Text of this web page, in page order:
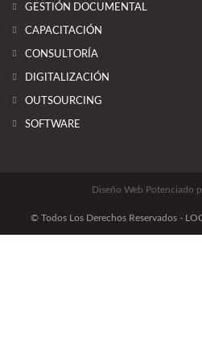
GESTIÓN DOCUMENTAL
CAPACITACIÓN
CONSULTORÍA
DIGITALIZACIÓN
OUTSOURCING
SOFTWARE
Diseño Web Potenciado
© Todos Los Derechos Reservados -